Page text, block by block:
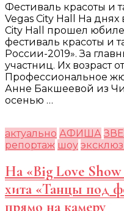
Фестиваль красоты и
Vegas City Hall На днях
City Hall прошел
фестиваль красоты и
России-2019». За
участниц. Их возраст
Профессиональное
Анне Бакшеевой из
осенью …
актуально АФИША
репортаж шоу
На «Big Love Show
хита «Танцы под
прямо на камеру